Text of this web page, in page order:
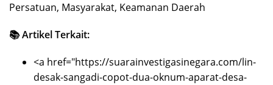
Persatuan, Masyarakat, Keamanan Daerah
📚 Artikel Terkait:
<a href="https://suarainvestigasinegara.com/lin-
desak-sangadi-copot-dua-oknum-aparat-desa-